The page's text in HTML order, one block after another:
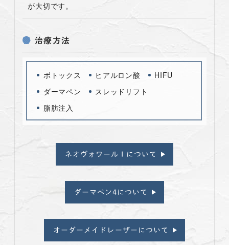
が大切です。
治療方法
ボトックス ヒアルロン酸
HIFU
ダーマペン
スレッドリフト
脂肪注入
ネオヴォワール I について
ダーマペン4について
オーダーメイドレーザーについて